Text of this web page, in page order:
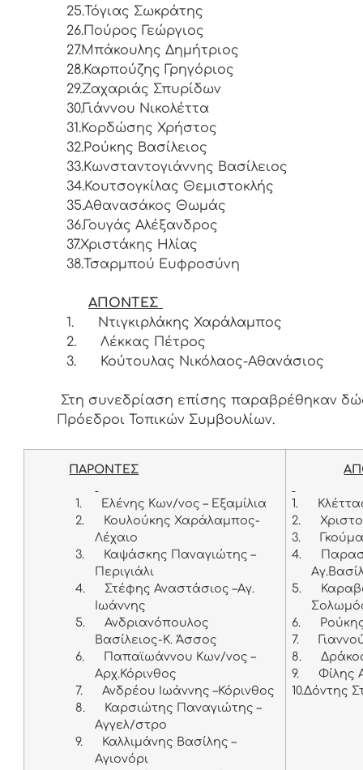
25.Τόγιας Σωκράτης
26.Πούρος Γεώργιος
27.Μπάκουλης Δημήτριος
28.Καρπούζης Γρηγόριος
29.Ζαχαριάς Σπυρίδων
30.Γιάννου Νικολέττα
31.Κορδώσης Χρήστος
32.Ρούκης Βασίλειος
33.Κωνσταντογιάννης Βασίλειος
34.Κουτσογκίλας Θεμιστοκλής
35.Αθανασάκος Θωμάς
36.Γουγάς Αλέξανδρος
37.Χριστάκης Ηλίας
38.Τσαρμπού Ευφροσύνη
ΑΠΟΝΤΕΣ
1.
Ντιγκιρλάκης Χαράλαμπος
2.
Λέκκας Πέτρος
3.
Κούτουλας Νικόλαος-Αθανάσιος
Στη συνεδρίαση επίσης παραβρέθηκαν
Πρόεδροι Τοπικών Συμβουλίων.
ΠΑΡΟΝΤΕΣ
1.
Ελένης Κων/νος – Εξαμίλια
2.
Κουλούκης Χαράλαμπος-
Λέχαιο
3.
Καψάσκης Παναγιώτης –
Περιγιάλι
4.
Στέφης Αναστάσιος –Αγ.
Ιωάννης
5.
Ανδριανόπουλος
Βασίλειος-K. Άσσος
6.
Παπαϊωάννου Κων/νος –
Αρχ.Κόρινθος
7.
Ανδρέου Ιωάννης –Κόρινθος
8.
Καρσιώτης Παναγιώτης –
Αγγελ/στρο
9.
Καλλιμάνης Βασίλης –
Αγιονόρι
1.
2.
3.
4.
5.
6.
7.
8.
9.
Φίλης
10.Δόντης